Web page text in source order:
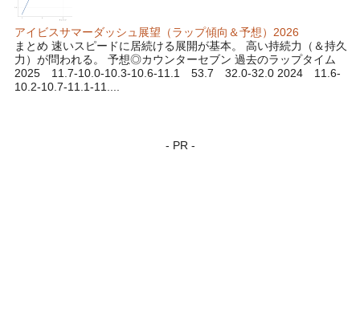
アイビスサマーダッシュ展望（ラップ傾向＆予想）2026
まとめ 速いスピードに居続ける展開が基本。 高い持続力（＆持久
力）が問われる。 予想◎カウンターセブン 過去のラップタイム
2025 11.7-10.0-10.3-10.6-11.1 53.7 32.0-32.0 2024 11.6-
10.2-10.7-11.1-11....
- PR -